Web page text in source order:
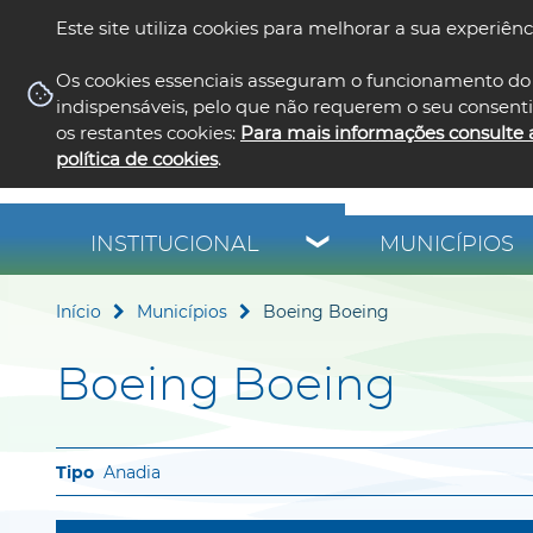
Este site utiliza cookies para melhorar a sua
Os cookies essenciais asseguram o funcionamento do
indispensáveis, pelo que não requerem o seu
os restantes cookies: Para mais informações consulte
política de cookies.
INSTITUCIONAL MUNICÍPIOS
Início Municípios Boeing Boeing
Boeing Boeing
Anadia